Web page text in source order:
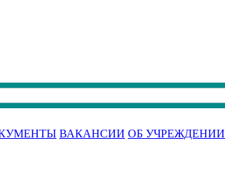
ВАКАНСИИ ОБ УЧРЕЖДЕНИИ